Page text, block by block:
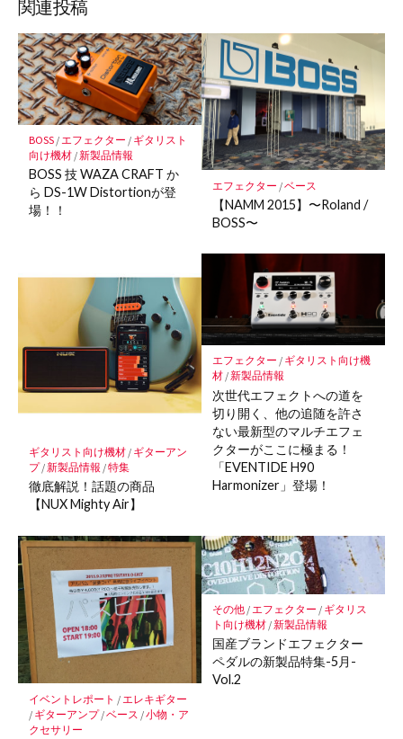
マ
ー
ク
に
保
存
関連投稿
BOSS/エフェクター / ギタリスト
向け機材/新製品情報
BOSS 技 WAZA CRAFT か
ら DS-1W Distortionが登
場！！
エフェクター /ベース
【NAMM 2015】〜Roland /
BOSS〜
ギタリスト向け機材/ ギターアン
プ/新製品情報 /特集
徹底解説！話題の商品
【NUX Mighty Air】
エフェクター / ギタリスト向け機
材/新製品情報
次世代エフェクトへの道を
切り開く、他の追随を許さ
ない最新型のマルチエフェ
クターがここに極まる！
「EVENTIDE H90
Harmonizer」登場！
イベントレポート / エレキギター
/ ギターアンプ/ベース /小物・ア
クセサリー
その他/エフェクター / ギタリス
ト向け機材/新製品情報
国産ブランドエフェクター
ペダルの新製品特集-5月-
Vol.2